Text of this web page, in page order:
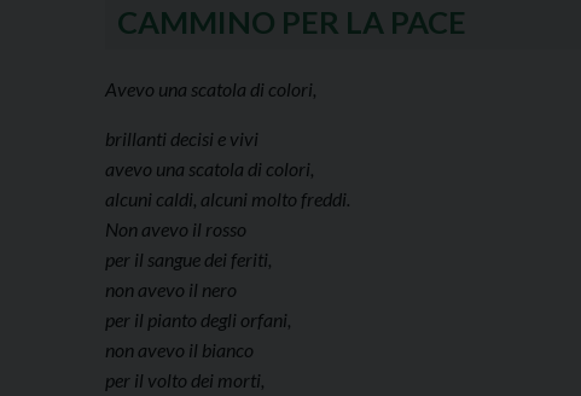
CAMMINO PER LA PACE
Avevo una scatola di colori,
brillanti decisi e vivi
avevo una scatola di colori,
alcuni caldi, alcuni molto freddi.
Non avevo il rosso
per il sangue dei feriti,
non avevo il nero
per il pianto degli orfani,
non avevo il bianco
per il volto dei morti,